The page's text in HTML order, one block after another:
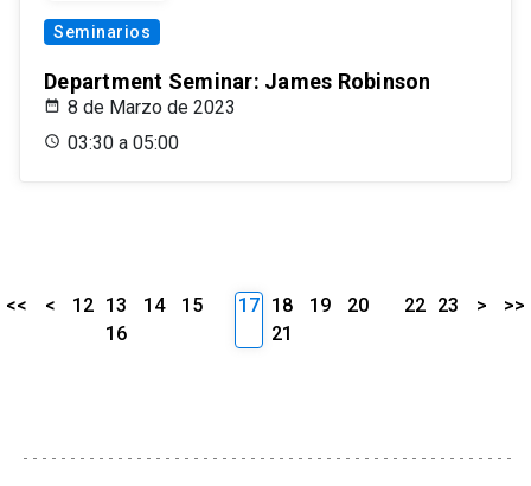
Seminarios
Department Seminar: James Robinson
8 de Marzo de 2023
03:30 a 05:00
<< < 12 13 14
15
16
17 18 19
20
21
22 23 > >>